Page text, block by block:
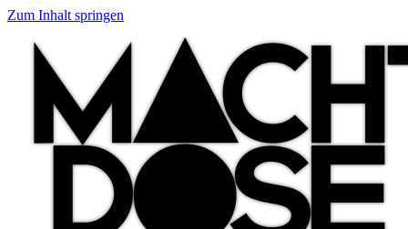
Zum Inhalt springen